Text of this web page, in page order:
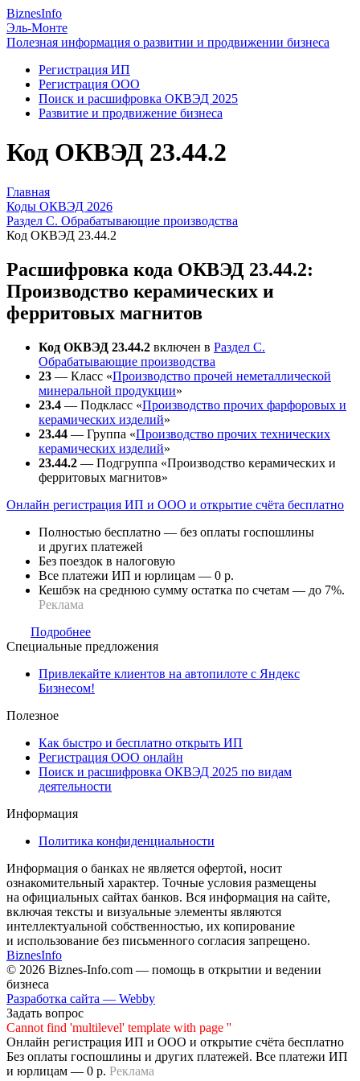
BiznesInfo
Эль-Монте
Полезная информация о развитии и продвижении бизнеса
Регистрация ИП
Регистрация ООО
Поиск и расшифровка ОКВЭД 2025
Развитие и продвижение бизнеса
Код ОКВЭД 23.44.2
Главная
Коды ОКВЭД 2026
Раздел C. Обрабатывающие производства
Код ОКВЭД 23.44.2
Расшифровка кода ОКВЭД 23.44.2:
Производство керамических и
ферритовых магнитов
Код ОКВЭД 23.44.2 включен в Раздел C.
Обрабатывающие производства
23 — Класс «Производство прочей неметаллической
минеральной продукции»
23.4 — Подкласс «Производство прочих фарфоровых и
керамических изделий»
23.44 — Группа «Производство прочих технических
керамических изделий»
23.44.2 — Подгруппа «Производство керамических и
ферритовых магнитов»
Онлайн регистрация ИП и ООО и открытие счёта бесплатно
Полностью бесплатно — без оплаты госпошлины
и других платежей
Без поездок в налоговую
Все платежи ИП и юрлицам — 0 р.
Кешбэк на среднюю сумму остатка по счетам — до 7%.
Реклама
Подробнее
Специальные предложения
Привлекайте клиентов на автопилоте с Яндекс
Бизнесом!
Полезное
Как быстро и бесплатно открыть ИП
Регистрация ООО онлайн
Поиск и расшифровка ОКВЭД 2025 по видам
деятельности
Информация
Политика конфиденциальности
Информация о банках не является офертой, носит
ознакомительный характер. Точные условия размещены
на официальных сайтах банков. Вся информация на сайте,
включая тексты и визуальные элементы являются
интеллектуальной собственностью, их копирование
и использование без письменного согласия запрещено.
BiznesInfo
© 2026 Biznes-Info.com — помощь в открытии и ведении
бизнеса
Разработка сайта — Webby
Задать вопрос
Cannot find 'multilevel' template with page ''
Онлайн регистрация ИП и ООО и открытие счёта бесплатно
Без оплаты госпошлины и других платежей. Все платежи ИП
и юрлицам — 0 р. Реклама